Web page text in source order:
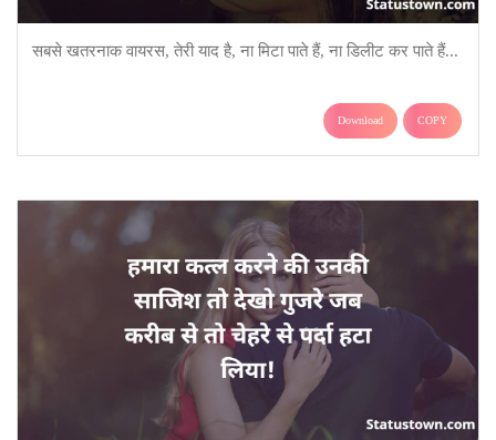
सबसे खतरनाक वायरस, तेरी याद है, ना मिटा पाते हैं, ना डिलीट कर पाते हैं...
Download COPY